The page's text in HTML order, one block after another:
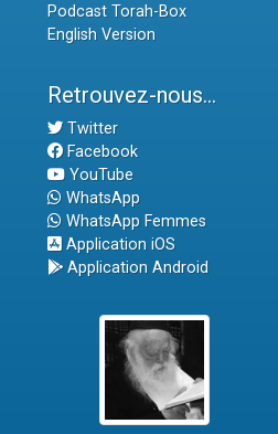
Podcast Torah-Box
English Version
Retrouvez-nous...
Twitter
Facebook
YouTube
WhatsApp
WhatsApp Femmes
Application iOS
Application Android